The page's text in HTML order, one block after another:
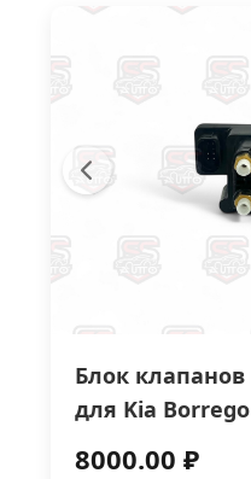
Блок
для Kia Borrego
8000.00 ₽